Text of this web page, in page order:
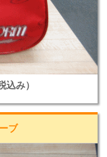
込み）
ブ